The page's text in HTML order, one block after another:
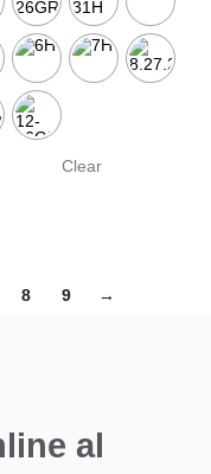
Clear
8 9 →
al